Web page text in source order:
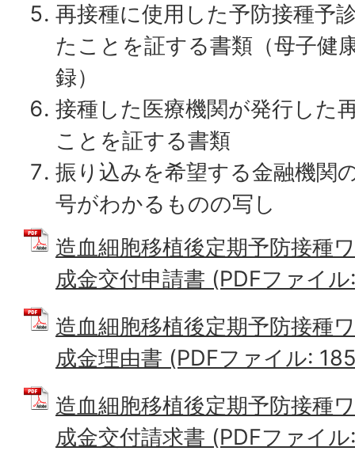
再接種に使用した予防接種予
たことを証する書類（母子健
録）
接種した医療機関が発行した
ことを証する書類
振り込みを希望する金融機関
号がわかるものの写し
造血細胞移植後定期予防接種
成金交付申請書 (PDFファイ
造血細胞移植後定期予防接種
成金理由書 (PDFファイル:
造血細胞移植後定期予防接種
成金交付請求書 (PDFファイ